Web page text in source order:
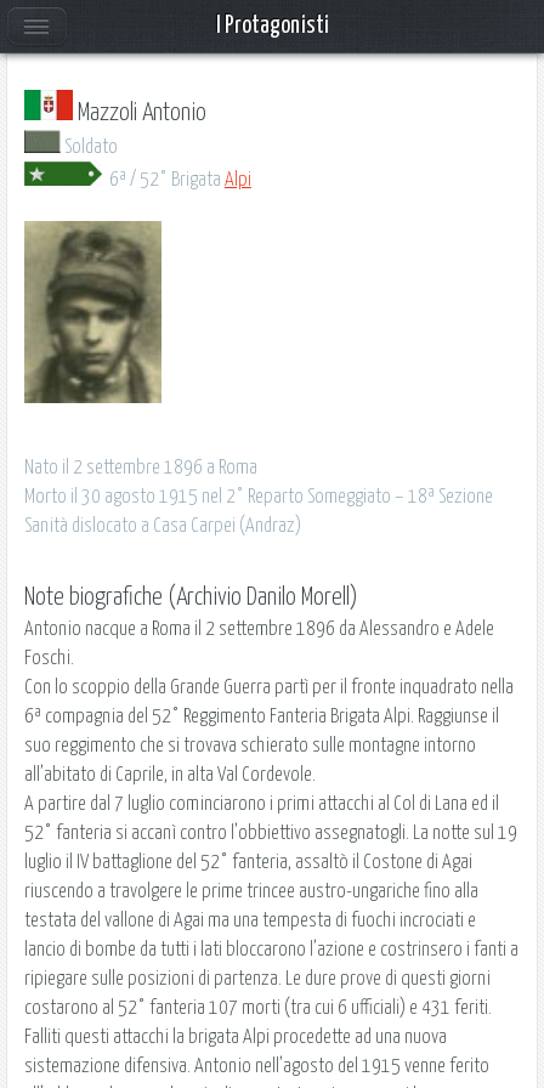
Mazzoli Antonio
Soldato
6ª / 52° Brigata Alpi
Nato il 2 settembre 1896 a Roma
Morto il 30 agosto 1915 nel 2° Reparto Someggiato – 18ª Sezione
Sanità dislocato a Casa Carpei (Andraz)
Note biografiche (Archivio Danilo Morell)
Antonio nacque a Roma il 2 settembre 1896 da Alessandro e Adele
Foschi.
Con lo scoppio della Grande Guerra partì per il fronte inquadrato nella
6ª compagnia del 52° Reggimento Fanteria Brigata Alpi. Raggiunse il
suo reggimento che si trovava schierato sulle montagne intorno
all’abitato di Caprile, in alta Val Cordevole.
A partire dal 7 luglio cominciarono i primi attacchi al Col di Lana ed il
52° fanteria si accanì contro l’obbiettivo assegnatogli. La notte sul 19
luglio il IV battaglione del 52° fanteria, assaltò il Costone di Agai
riuscendo a travolgere le prime trincee austro-ungariche fino alla
testata del vallone di Agai ma una tempesta di fuochi incrociati e
lancio di bombe da tutti i lati bloccarono l’azione e costrinsero i fanti a
ripiegare sulle posizioni di partenza. Le dure prove di questi giorni
costarono al 52° fanteria 107 morti (tra cui 6 ufficiali) e 431 feriti.
Falliti questi attacchi la brigata Alpi procedette ad una nuova
sistemazione difensiva. Antonio nell’agosto del 1915 venne ferito
I Protagonisti